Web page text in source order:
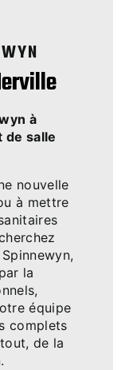
à
de salle
nouvelle
à mettre
la
équipe
complets
de la